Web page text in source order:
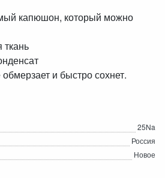
капюшон, который можно
и быстро сохнет.
25Na
Россия
Новое